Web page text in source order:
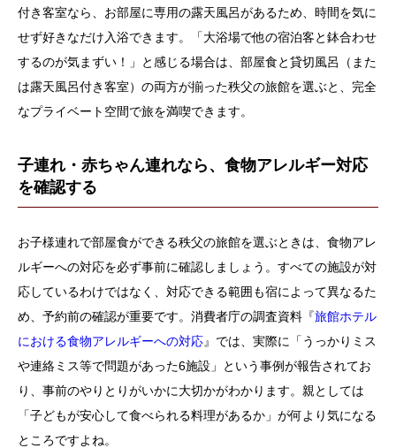
付き客室なら、お部屋に専用の露天風呂があるため、時間を気に
せず好きなだけ入浴できます。「大浴場で他の宿泊客と鉢合わせ
するのが気まずい！」と感じる場合は、部屋食と貸切風呂（また
は露天風呂付き客室）の両方が揃った秩父の旅館を選ぶと、完全
なプライベート空間で旅を満喫できます。
子連れ・赤ちゃん連れなら、食物アレルギー対応
を確認する
お子様連れで部屋食ができる秩父の旅館を選ぶときは、食物アレ
ルギーへの対応を必ず事前に確認しましょう。すべての施設が対
応しているわけではなく、対応できる範囲も宿によって異なるた
め、予約前の確認が重要です。消費者庁の調査資料『旅館ホテル
における食物アレルギーへの対応』では、実際に「うっかりミス
や連絡ミス等で問題があった6施設」という事例が報告されてお
り、事前のやりとりがいかに大切かがわかります。親としては
「子どもが安心して食べられる料理があるか」が何より気になる
ところですよね。